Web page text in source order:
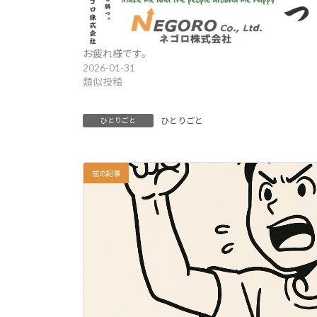
お疲れ様です。
2026-01-31
類似投稿
ひとりごと ひとりごと
前の記事